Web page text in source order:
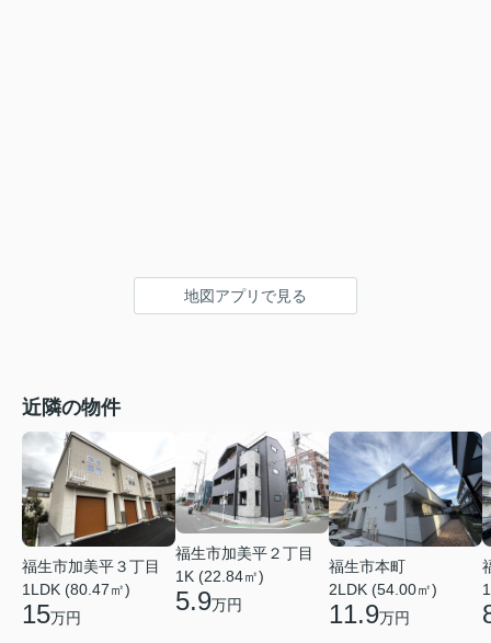
地図アプリで見る
近隣の物件
福生市加美平３丁目
1LDK (80.47㎡)
15万円
福生市加美平２丁目
1K (22.84㎡)
5.9万円
福生市本町
2LDK (54.00㎡)
11.9万円